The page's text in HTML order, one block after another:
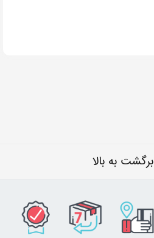
برگشت به بالا